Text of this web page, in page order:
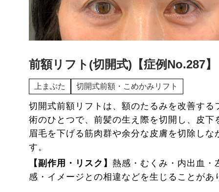
前額リフト(切開式)【症例No.287】
上まぶた 切開式前額・こめかみリフト
切開式前額リフトは、額のたるみを改善する
術のひとつで、前髪の生え際を切開し、皮下
眉毛を下げる筋肉群や余分な皮膚を切除しな
す。
【副作用・リスク】 熱感・むくみ・内出血・
感・イメージとの相違などを生じることがあ